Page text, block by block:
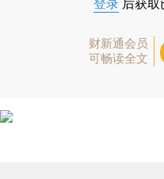
登录 后获取
财新通会员
可畅读全文